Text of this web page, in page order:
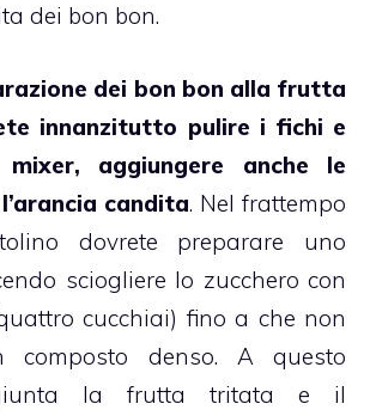
dei bon bon.
dei bon bon alla frutta
innanzitutto pulire i fichi e
aggiungere anche le
candita. Nel frattempo
dovrete preparare uno
sciogliere lo zucchero con
cucchiai) fino a che non
composto denso. A questo
la frutta tritata e il